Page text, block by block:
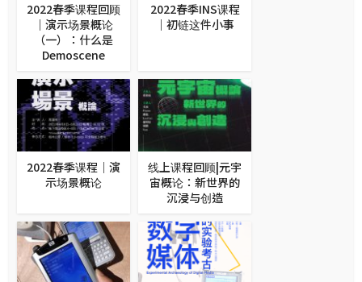
2022春季课程回顾
｜演示场景概论
（一）：什么是
Demoscene
2022春季INS课程
｜初链这件小事
2022春季课程｜演
示场景概论
线上课程回顾|元宇
宙概论：新世界的
沉浸与创造